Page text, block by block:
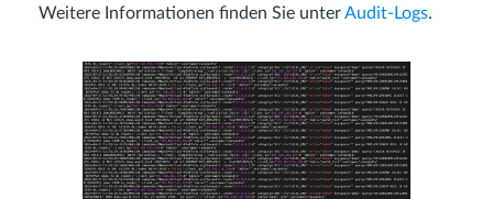
Weitere Informationen finden Sie unterAudit-Logs.